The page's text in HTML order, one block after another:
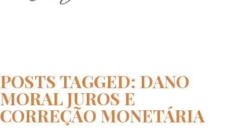
POSTS TAGGED: DANO
MORAL JUROS E
CORREÇÃO MONETÁRIA